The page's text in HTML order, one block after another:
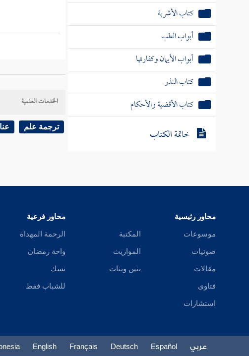
كتاب الأشربة
أبواب الطب
أبواب الأيمان وكفارتها
كتاب النذر
كتاب الأقضية والأحكام
خاتمة الكتاب
الخدمات العلمية
ترجمة علم
محاور رئيسية
موسوعات
صوتيات
مقالات
فتاوى
استشارات
المكتبة
المواريث
بنين وبنات
محاور فرعية
الرحمة المهداة
واحة رمضان
نسك
للشباب فقط
عربي Español
Deutsch
Français
English